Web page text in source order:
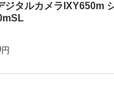
タルカメラIXY650m
円